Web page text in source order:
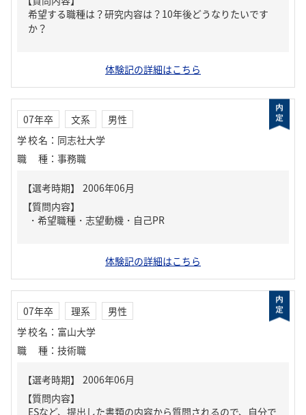
希望する職種は？研究内容は？10年後どうなりたいです
か？
体験記の詳細はこちら
07年卒 文系
男性
学校名 ： 同志社大学
職種 ： 事務職
【質問内容】
・希望職種・志望動機・自己PR
体験記の詳細はこちら
07年卒 理系
男性
学校名 ： 富山大学
職種 ： 技術職
【質問内容】
ESなど、提出した書類の内容から質問されるので、自分で